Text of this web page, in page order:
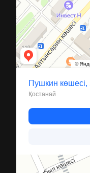
Компрессор
Запчасти и